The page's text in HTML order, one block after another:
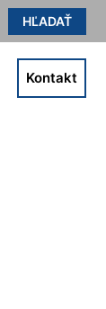
HĽADAŤ
Kontakt